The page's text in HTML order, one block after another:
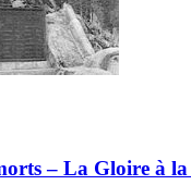
– La Gloire à